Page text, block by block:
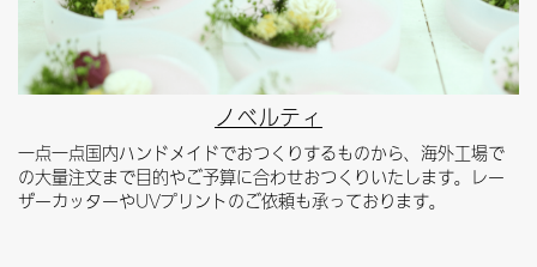
ノベルティ
一点一点国内ハンドメイドでおつくりするものから、海外工場で
の大量注文まで目的やご予算に合わせおつくりいたします。レー
ザーカッターやUVプリントのご依頼も承っております。